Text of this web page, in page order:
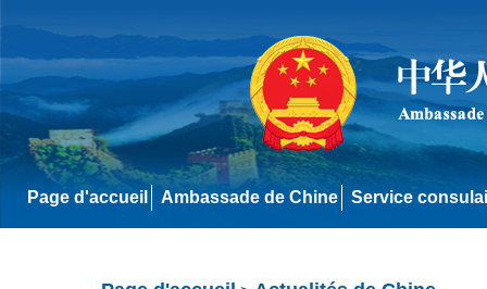
Page d'accueil Ambassade de Chine Service